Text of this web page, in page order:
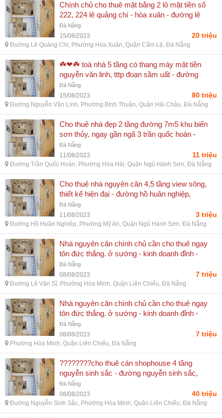
Chính chủ cho thuê mặt bằng 2 lô mặt tiền số
222, 224 lê quảng chí - hòa xuân - đường lê
quảng chí, phường hòa xuân, quận cẩm lệ, đà
nẵng
Đà Nẵng
15/08/2023 20 triệu
Đường Lê Quảng Chí, Phường Hòa Xuân, Quận Cẩm Lệ, Đà Nẵng
☘️❤☘️ toà nhà 5 tầng có thang máy mặt tiền
nguyễn văn linh, tttp đoạn sầm uất - đường
nguyễn văn linh, phường bình thuận, quận hải
châu, đà nẵng
Đà Nẵng
15/08/2023 80 triệu
Đường Nguyễn Văn Linh, Phường Bình Thuận, Quận Hải Châu, Đà Nẵng
Cho thuê nhà đẹp 2 tầng đường 7m5 khu biển
sơn thủy, ngay gần ngã 3 trần quốc hoàn -
đường trần quốc hoàn, phường hòa hải, quận
ngũ hành sơn, đà nẵng
Đà Nẵng
11/08/2023 11 triệu
Đường Trần Quốc Hoàn, Phường Hòa Hải, Quận Ngũ Hành Sơn, Đà Nẵng
Cho thuê nhà nguyên căn 4,5 tầng view sông,
thiết kế hiện đại - đường hồ huân nghiệp,
phường mỹ an, quận ngũ hành sơn, đà nẵng
Đà Nẵng
11/08/2023 3 triệu
Đường Hồ Huân Nghiệp, Phường Mỹ An, Quận Ngũ Hành Sơn, Đà Nẵng
Nhà nguyên căn chính chủ cần cho thuê ngay
tôn đức thắng. ở sướng - kinh doanh đỉnh -
đường lê văn sĩ, phường hòa minh, quận liên
chiểu, đà nẵng
Đà Nẵng
08/08/2023 7 triệu
Đường Lê Văn Sĩ, Phường Hòa Minh, Quận Liên Chiểu, Đà Nẵng
Nhà nguyên căn chính chủ cần cho thuê ngay
tôn đức thắng. ở sướng - kinh doanh đỉnh -
phường hòa minh, quận liên chiểu, đà nẵng
Đà Nẵng
08/08/2023 7 triệu
Phường Hòa Minh, Quận Liên Chiểu, Đà Nẵng
????????cho thuê cán shophouse 4 tầng
nguyễn sinh sắc - đường nguyễn sinh sắc,
phường hòa minh, quận liên chiểu, đà nẵng
Đà Nẵng
08/08/2023 40 triệu
Đường Nguyễn Sinh Sắc, Phường Hòa Minh, Quận Liên Chiểu, Đà Nẵng